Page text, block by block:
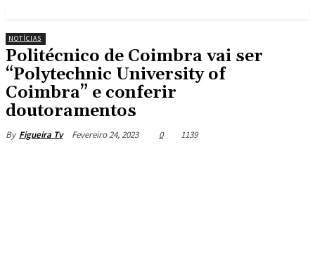
NOTÍCIAS
Politécnico de Coimbra vai ser
“Polytechnic University of
Coimbra” e conferir
doutoramentos
By Figueira Tv Fevereiro 24, 2023 0 1139